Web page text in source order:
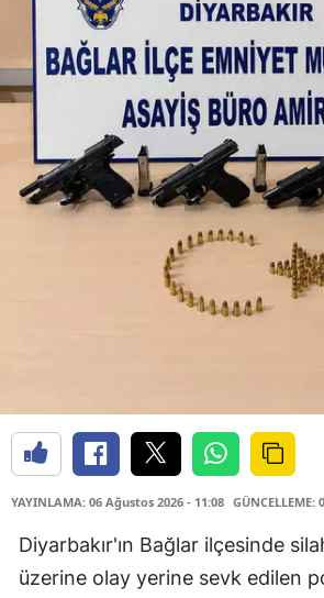
YAYINLAMA: 06 Ağustos 2026 - 11:08 GÜNCELLEME:
Diyarbakır'ın Bağlar ilçesinde
üzerine olay yerine sevk edilen